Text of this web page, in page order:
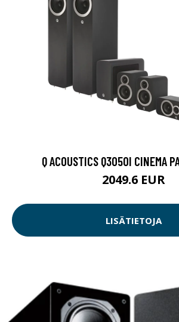
Q ACOUSTICS Q3050I CINEMA
2049.6 EUR
LISÄTIETOJA